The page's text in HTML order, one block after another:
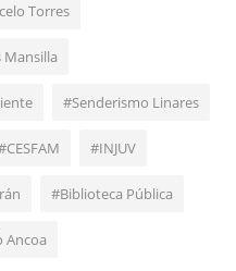
Torres
#Senderismo Linares
#INJUV
#Biblioteca Pública
Ancoa